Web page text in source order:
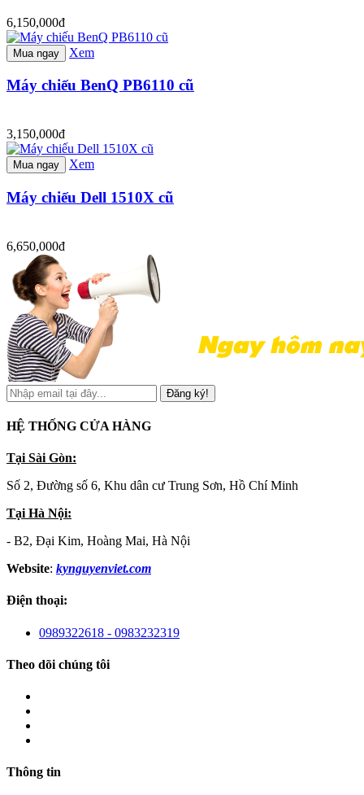
6,150,000đ
Mua ngay Xem
Máy chiếu BenQ PB6110 cũ
3,150,000đ
Mua ngay Xem
Máy chiếu Dell 1510X cũ
6,650,000đ
Đăng ký!
HỆ THỐNG CỬA HÀNG
Tại Sài Gòn:
Số 2, Đường số 6, Khu dân cư Trung Sơn, Hồ Chí Minh
Tại Hà Nội:
- B2, Đại Kim, Hoàng Mai, Hà Nội
Website: kynguyenviet.com
Điện thoại:
0989322618 - 0983232319
Theo dõi chúng tôi
Thông tin